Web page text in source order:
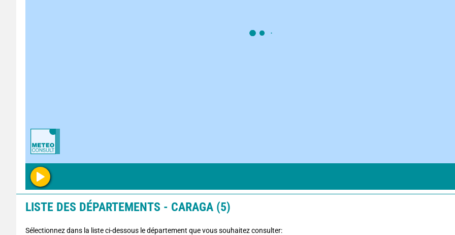
LISTE DES DÉPARTEMENTS - CARAGA (5)
Sélectionnez dans la liste ci-dessous le département que vous souhaitez consulter: